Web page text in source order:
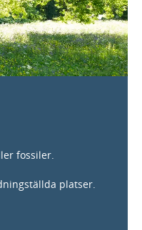
fossiler.
platser.